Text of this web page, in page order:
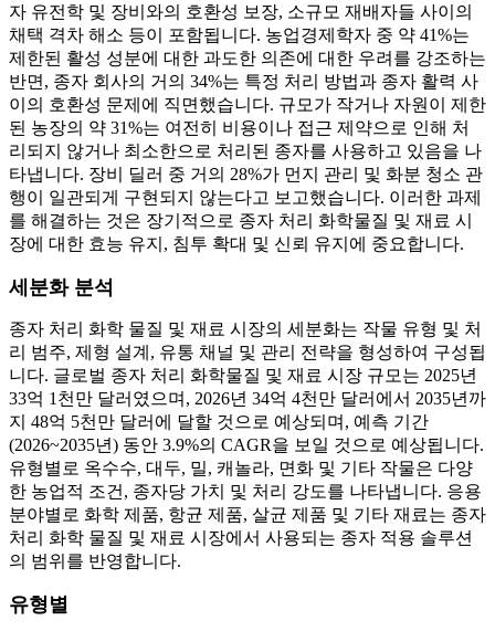
자 유전학 및 장비와의 호환성 보장, 소규모 재배자들 사이의
채택 격차 해소 등이 포함됩니다. 농업경제학자 중 약 41%는
제한된 활성 성분에 대한 과도한 의존에 대한 우려를 강조하는
반면, 종자 회사의 거의 34%는 특정 처리 방법과 종자 활력 사
이의 호환성 문제에 직면했습니다. 규모가 작거나 자원이 제한
된 농장의 약 31%는 여전히 비용이나 접근 제약으로 인해 처
리되지 않거나 최소한으로 처리된 종자를 사용하고 있음을 나
타냅니다. 장비 딜러 중 거의 28%가 먼지 관리 및 화분 청소 관
행이 일관되게 구현되지 않는다고 보고했습니다. 이러한 과제
를 해결하는 것은 장기적으로 종자 처리 화학물질 및 재료 시
장에 대한 효능 유지, 침투 확대 및 신뢰 유지에 중요합니다.
세분화 분석
종자 처리 화학 물질 및 재료 시장의 세분화는 작물 유형 및 처
리 범주, 제형 설계, 유통 채널 및 관리 전략을 형성하여 구성됩
니다. 글로벌 종자 처리 화학물질 및 재료 시장 규모는 2025년
33억 1천만 달러였으며, 2026년 34억 4천만 달러에서 2035년까
지 48억 5천만 달러에 달할 것으로 예상되며, 예측 기간
(2026~2035년) 동안 3.9%의 CAGR을 보일 것으로 예상됩니다.
유형별로 옥수수, 대두, 밀, 캐놀라, 면화 및 기타 작물은 다양
한 농업적 조건, 종자당 가치 및 처리 강도를 나타냅니다. 응용
분야별로 화학 제품, 항균 제품, 살균 제품 및 기타 재료는 종자
처리 화학 물질 및 재료 시장에서 사용되는 종자 적용 솔루션
의 범위를 반영합니다.
유형별